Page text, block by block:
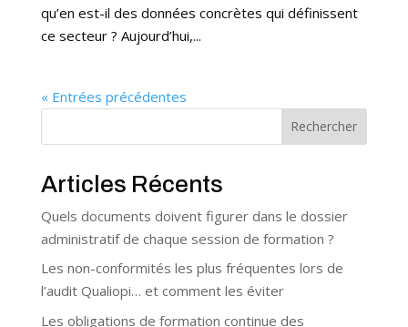
qu’en est-il des données concrètes qui définissent
ce secteur ? Aujourd’hui,...
« Entrées précédentes
Rechercher
Articles Récents
Quels documents doivent figurer dans le dossier
administratif de chaque session de formation ?
Les non-conformités les plus fréquentes lors de
l’audit Qualiopi… et comment les éviter
Les obligations de formation continue des